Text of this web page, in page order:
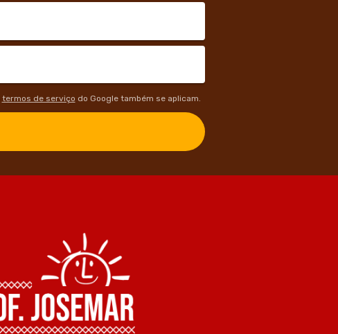
termos de serviço do Google também se aplicam.